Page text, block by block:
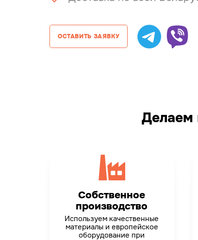
ОСТАВИТЬ ЗАЯВКУ
Делаем
Собственное
производство
Используем качественные
материалы и европейское
оборудование при